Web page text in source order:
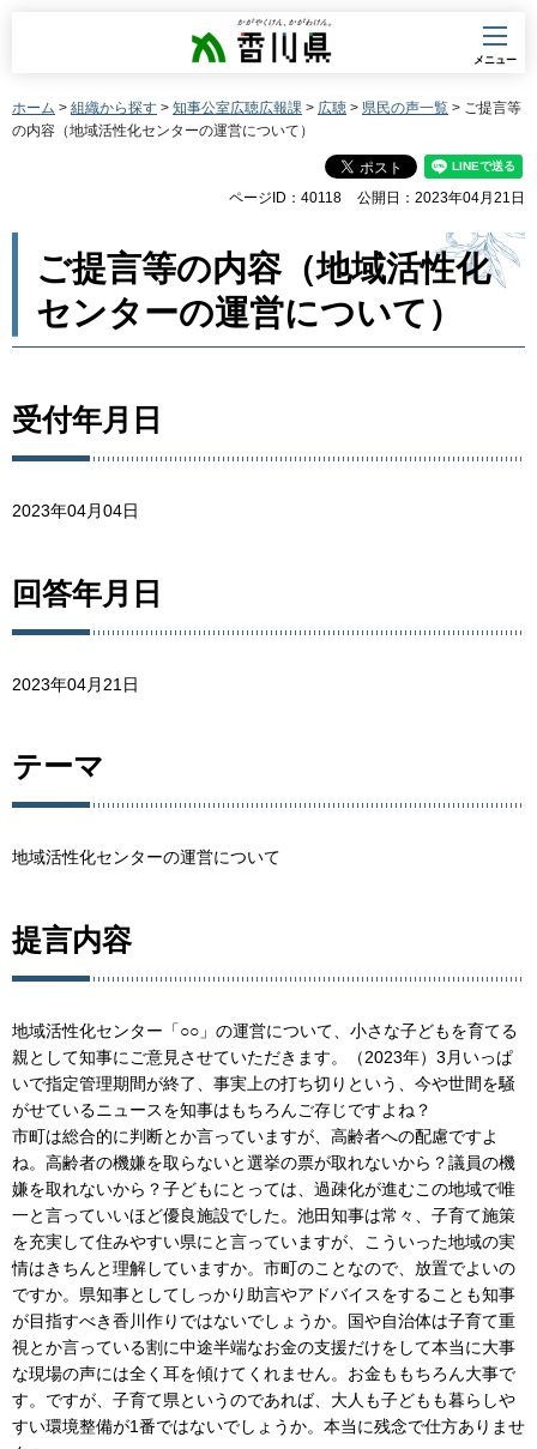
香川県
メニュー
ホーム > 組織から探す > 知事公室広聴広報課 > 広聴 > 県民の声一覧 > ご提言等
の内容（地域活性化センターの運営について）
ページID：40118 公開日：2023年04月21日
ご提言等の内容（地域活性化
センターの運営について）
受付年月日
2023年04月04日
回答年月日
2023年04月21日
テーマ
地域活性化センターの運営について
提言内容
地域活性化センター「○○」の運営について、小さな子どもを育てる
親として知事にご意見させていただきます。（2023年）3月いっぱ
いで指定管理期間が終了、事実上の打ち切りという、今や世間を騒
がせているニュースを知事はもちろんご存じですよね？
市町は総合的に判断とか言っていますが、高齢者への配慮ですよ
ね。高齢者の機嫌を取らないと選挙の票が取れないから？議員の機
嫌を取れないから？子どもにとっては、過疎化が進むこの地域で唯
一と言っていいほど優良施設でした。池田知事は常々、子育て施策
を充実して住みやすい県にと言っていますが、こういった地域の実
情はきちんと理解していますか。市町のことなので、放置でよいの
ですか。県知事としてしっかり助言やアドバイスをすることも知事
が目指すべき香川作りではないでしょうか。国や自治体は子育て重
視とか言っている割に中途半端なお金の支援だけをして本当に大事
な現場の声には全く耳を傾けてくれません。お金ももちろん大事で
す。ですが、子育て県というのであれば、大人も子どもも暮らしや
すい環境整備が1番ではないでしょうか。本当に残念で仕方ありませ